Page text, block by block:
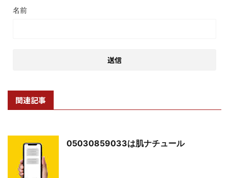
名前
関連記事
05030859033は肌ナチュール